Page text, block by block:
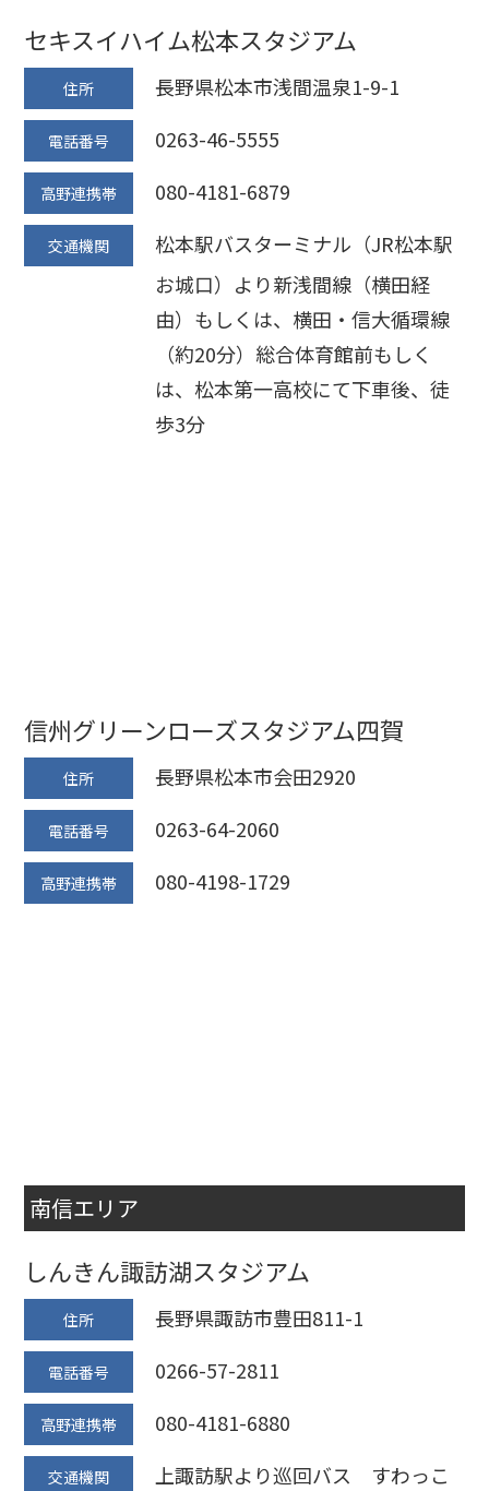
セキスイハイム松本スタジアム
住所 長野県松本市浅間温泉1-9-1
電話番号 0263-46-5555
高野連携帯 080-4181-6879
交通機関
松本駅バスターミナル（JR松本駅
お城口）より新浅間線（横田経
由）もしくは、横田・信大循環線
（約20分）総合体育館前もしく
は、松本第一高校にて下車後、徒
歩3分
信州グリーンローズスタジアム四賀
住所 長野県松本市会田2920
電話番号 0263-64-2060
高野連携帯 080-4198-1729
南信エリア
しんきん諏訪湖スタジアム
住所 長野県諏訪市豊田811-1
電話番号 0266-57-2811
高野連携帯 080-4181-6880
交通機関
上諏訪駅より巡回バス すわっこ